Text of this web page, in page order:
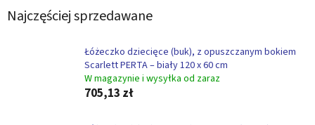
Najczęściej sprzedawane
Łóżeczko dziecięce (buk), z opuszczanym bokiem
Scarlett PERTA – biały 120 x 60 cm
W magazynie i wysyłka od zaraz
705,13 zł